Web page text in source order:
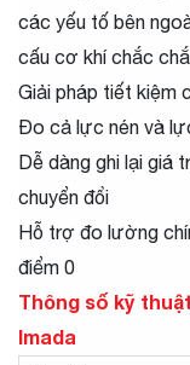
các yếu tố bên
cấu cơ khí chắc
Giải pháp tiết kiệm
Đo cả lực nén và
Dễ dàng ghi lại giá
chuyển đổi
Hỗ trợ đo lường
điểm 0
Thông số kỹ
Imada